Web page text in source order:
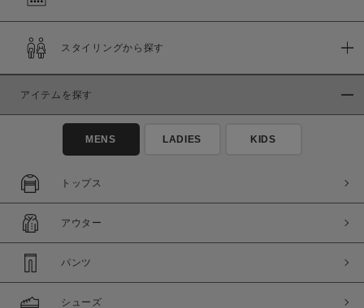
スタイリングから探す
アイテムを探す
MENS LADIES KIDS
トップス
アウター
パンツ
シューズ